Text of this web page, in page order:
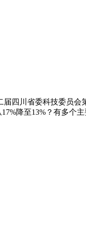
届四川省委科技委员会
降至13%？有多个